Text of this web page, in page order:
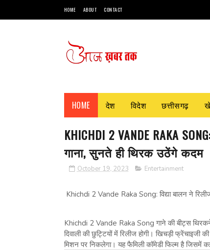
HOME ABOUT CONTACT
HOME देश विदेश छत्तीसगढ़
KHICHDI 2 VANDE RAKA
गाना, सुनते ही थिरक उठेंगे कदम
October 19, 2023 Entertainment
Khichdi 2 Vande Raka Song: विद्या बालन ने
Khichdi 2 Vande Raka Song गाने की बीट्स
दिवाली की छुट्टियों में रिलीज होगी। खिचड़ी
मिशन पर निकलेगा। यह फैमिली कॉमेडी फिल्म है जिसमें